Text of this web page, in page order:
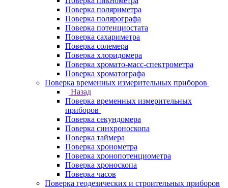
Поверка поляриметра
Поверка полярографа
Поверка потенциостата
Поверка сахариметра
Поверка солемера
Поверка хлоридомера
Поверка хромато-масс-спектрометра
Поверка хроматографа
Поверка временных измерительных приборов
Назад
Поверка временных измерительных
приборов
Поверка секундомера
Поверка синхроноскопа
Поверка таймера
Поверка хронометра
Поверка хронопотенциометра
Поверка хроноскопа
Поверка часов
Поверка геодезических и строительных приборов